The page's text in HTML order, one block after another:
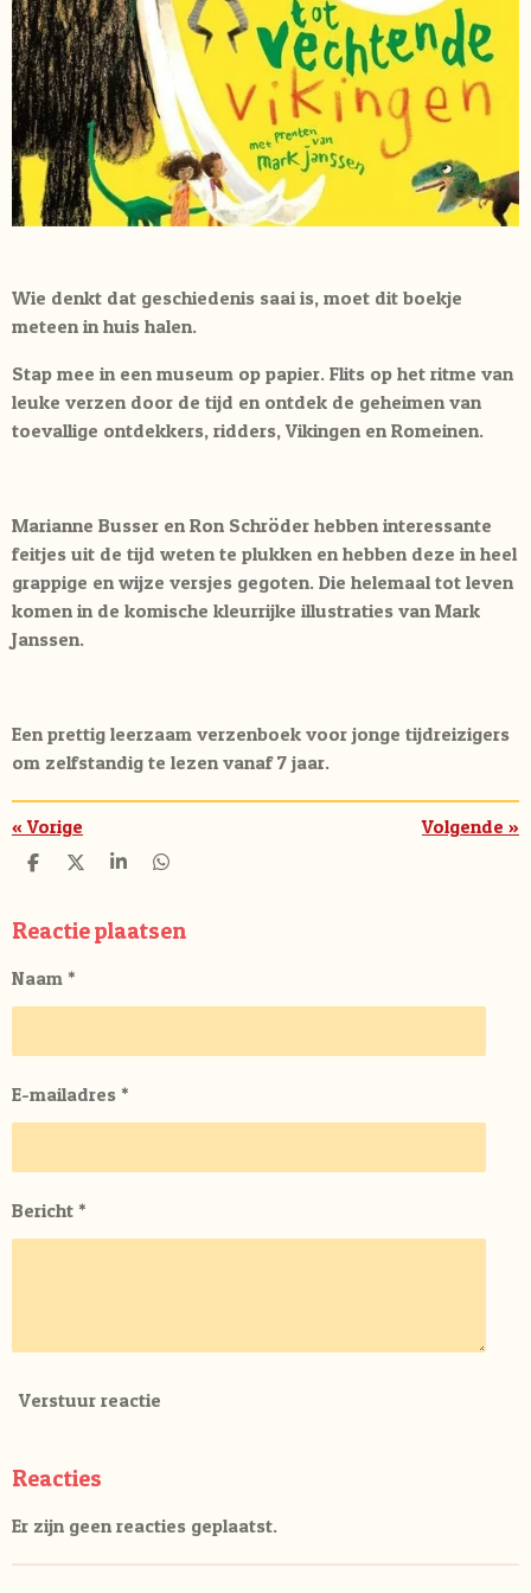
Wie denkt dat geschiedenis saai is, moet dit boekje
meteen in huis halen.
Stap mee in een museum op papier. Flits op het ritme van
leuke verzen door de tijd en ontdek de geheimen van
toevallige ontdekkers, ridders, Vikingen en Romeinen.
Marianne Busser en Ron Schröder hebben interessante
feitjes uit de tijd weten te plukken en hebben deze in heel
grappige en wijze versjes gegoten. Die helemaal tot leven
komen in de komische kleurrijke illustraties van Mark
Janssen.
Een prettig leerzaam verzenboek voor jonge tijdreizigers
om zelfstandig te lezen vanaf 7 jaar.
«Vorige Volgende »
D
e
n
D
l
S
r
e
D
e
n
Reactie plaatsen
Naam *
E-mailadres *
Bericht *
Verstuur reactie
Reacties
Er zijn geen reacties geplaatst.